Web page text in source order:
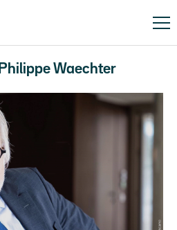
Philippe Waechter